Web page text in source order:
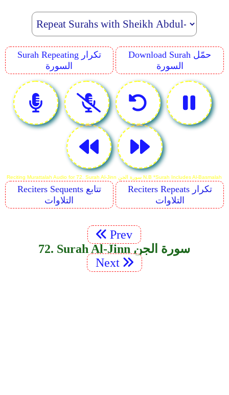
Surah Repeating تكرار
السورة
Download Surah حمّل
السورة
Reciting Murattalah Audio for 72. Surah Al-Jinn سورة الجن N.B *Surah Includes Al-Basmalah
Reciters Sequents تتابع
التلاوات
Reciters Repeats تكرار
التلاوات
Prev
72. Surah Al-Jinn سورة الجن
Next